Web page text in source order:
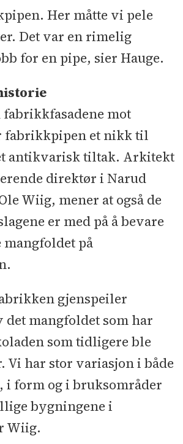
Her måtte vi pele
Det var en rimelig
for en pipe, sier Hauge.
fabrikkfasadene mot
fabrikkpipen et nikk til
antikvarisk tiltak. Arkitekt
direktør i Narud
Wiig, mener at også de
er med på å bevare
på
gjenspeiler
det mangfoldet som har
som tidligere ble
Vi har stor variasjon i både
i form og i bruksområder
bygningene i
Wiig.